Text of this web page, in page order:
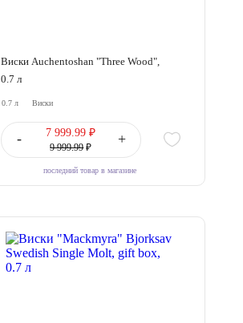
Виски Auchentoshan "Three Wood",
0.7 л
0.7 л Виски
- 7 999.99 ₽
9 999.99₽
+
последний товар в магазине